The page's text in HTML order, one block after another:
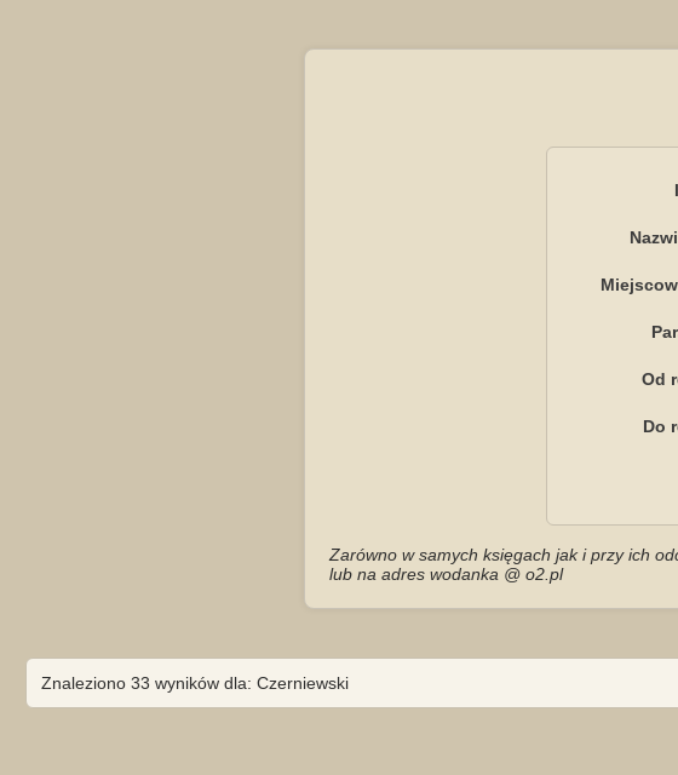
Od
Do
Zarówno w samych księgach jak i przy ich
lub na adres wodanka @ o2.pl
Znaleziono 33 wyników dla: Czerniewski